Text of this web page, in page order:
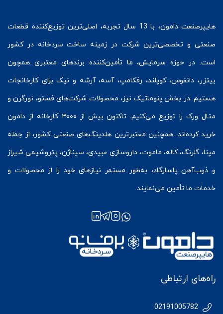
هایپرصنعت
دامون، با 13 سال تجربه، اصلی‌ترین توزیع‌کننده قطعات
صنعتی و تخصصی‌ترین شرکت در زمینه ساخت سردخانه در کشور
است. در حوزه سرمایش، ما تأمین‌کننده برندهای معتبری همچون
بیتزر، دانفوس،کوپلند، رفکامپ، آسه، آرشه و نیک برای کارخانجات
هستیم. در بخش پنوماتیک نیز، محصولات شرکت‌های فستو، نورگرن و
متال ورک
را توزیع می‌کنیم. تاکنون بیش از ۴۰۰۰ کارخانه از دامون
خرید کرده‌اند. همچنین معتبرترین هلدینگ‌های صنعتی کشور، از جمله
مپنا، گلرنگ، کاله، ماموت، داروسازی عبیدی، سیناژن، پتروشیمی شیراز
و ذوب‌آهن پاسارگاد، به‌طور مستمر نیازهای خود را از محصولات و
خدمات ما تأمین می‌نمایند.
راه‌های ارتباطی
02191005782